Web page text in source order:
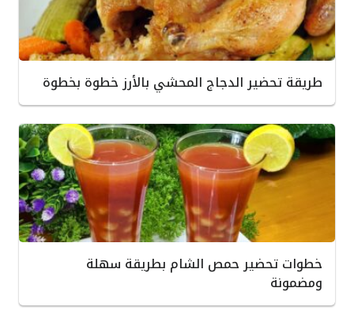
طريقة تحضير الدجاج المحشي بالأرز خطوة بخطوة
خطوات تحضير حمص الشام بطريقة سهلة
ومضمونة